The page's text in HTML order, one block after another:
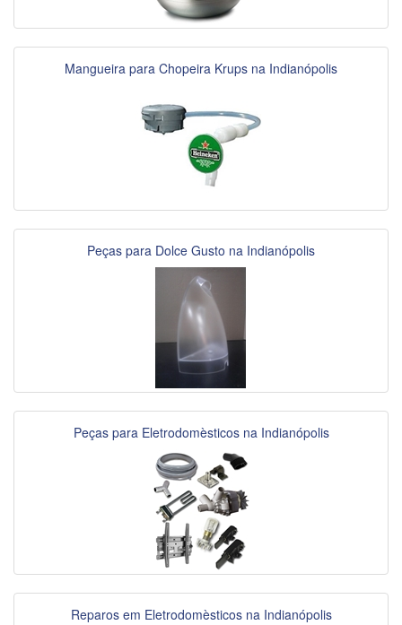
Mangueira para Chopeira Krups na Indianópolis
Peças para Dolce Gusto na Indianópolis
Peças para Eletrodomèsticos na Indianópolis
Reparos em Eletrodomèsticos na Indianópolis